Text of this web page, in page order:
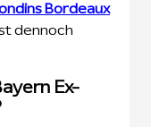
Bordeaux
dennoch
Ex-